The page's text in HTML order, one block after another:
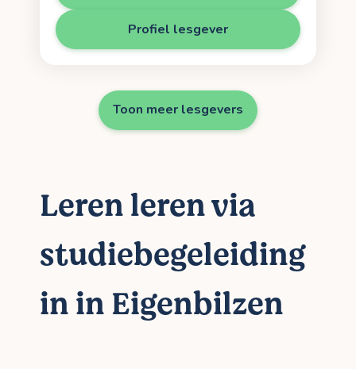
Profiel lesgever
Toon meer lesgevers
Leren leren via
studiebegeleiding
in in Eigenbilzen